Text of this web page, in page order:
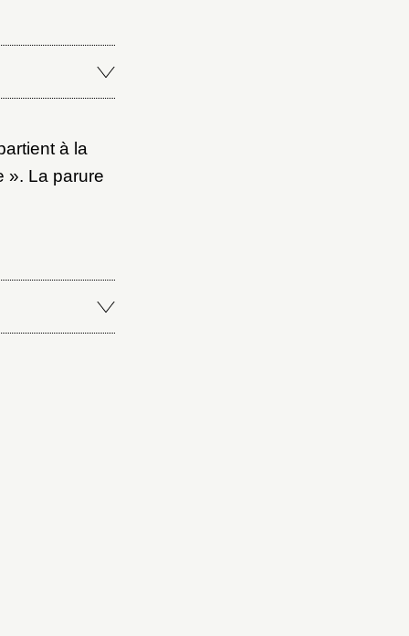
à la
». La parure